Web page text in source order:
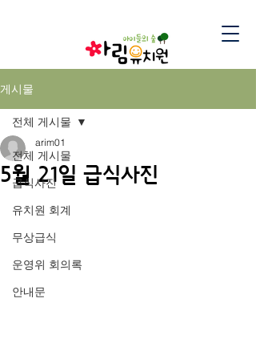
게시물
전체 게시물
급식사진
유치원 회계
무상급식
운영위 회의록
안내문
전체 게시물
5월 21일 급식사진
arim01